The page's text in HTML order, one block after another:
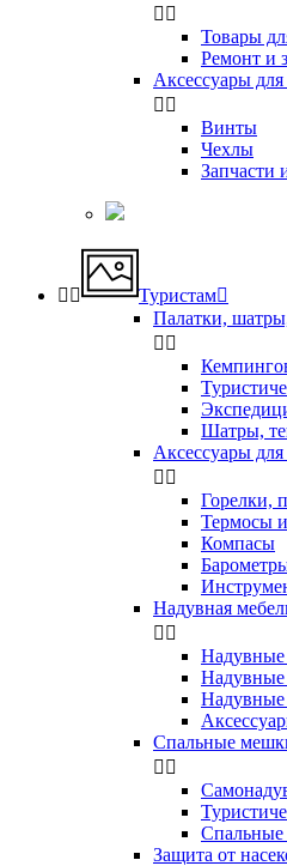
 
Товары
Ремонт и
Аксессуары
 
Винты
Чехлы
Запчасти
  Туристам
Палатки,
 
Шатры,
Аксессуары
 
Горелки,
Термосы
Компасы
Надувная
 
Надувные
Надувные
Спальные
 
Защита от